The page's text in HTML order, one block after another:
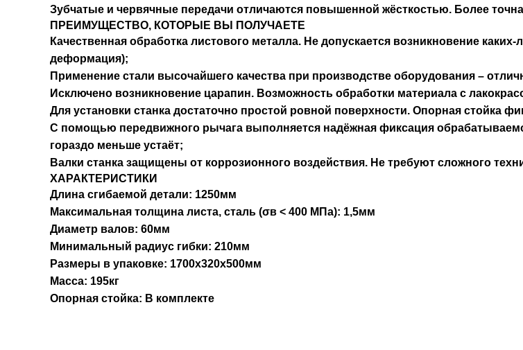
Зубчатые и червячные передачи отличаются повышенной жёсткостью. Более
ПРЕИМУЩЕСТВО, КОТОРЫЕ ВЫ ПОЛУЧАЕТЕ
Качественная обработка листового металла. Не допускается возникновение
деформация);
Применение стали высочайшего качества при производстве оборудования –
Исключено возникновение царапин. Возможность обработки материала с
Для установки станка достаточно простой ровной поверхности. Опорная стойка
С помощью передвижного рычага выполняется надёжная фиксация
гораздо меньше устаёт;
Валки станка защищены от коррозионного воздействия. Не требуют сложного
ХАРАКТЕРИСТИКИ
Длина сгибаемой детали: 1250мм
Максимальная толщина листа, сталь (σв < 400 МПа): 1,5мм
Диаметр валов: 60мм
Минимальный радиус гибки: 210мм
Размеры в упаковке: 1700x320x500мм
Масса: 195кг
Опорная стойка: В комплекте